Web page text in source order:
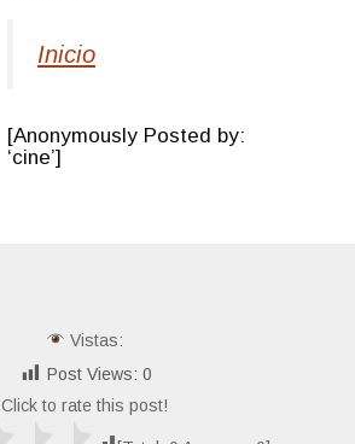
Inicio
[Anonymously Posted by:
‘cine’]
Vistas:
Post Views: 0
Click to rate this post!